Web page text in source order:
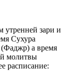
утренней зари и
Сухура
(Фаджр) а время
молитвы
расписание: